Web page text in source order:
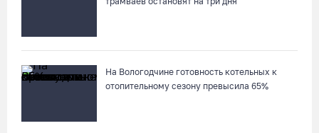
На Вологодчине готовность котельных к
отопительному сезону превысила 65%